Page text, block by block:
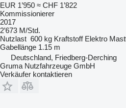
EUR 1’950 ≈ CHF 1’822
Kommissionierer
2017
2’673 M/Std.
Nutzlast 600 kg Kraftstoff Elektro
Gabellänge 1.15 m
Deutschland, Friedberg-Derching
Gruma Nutzfahrzeuge GmbH
Verkäufer kontaktieren